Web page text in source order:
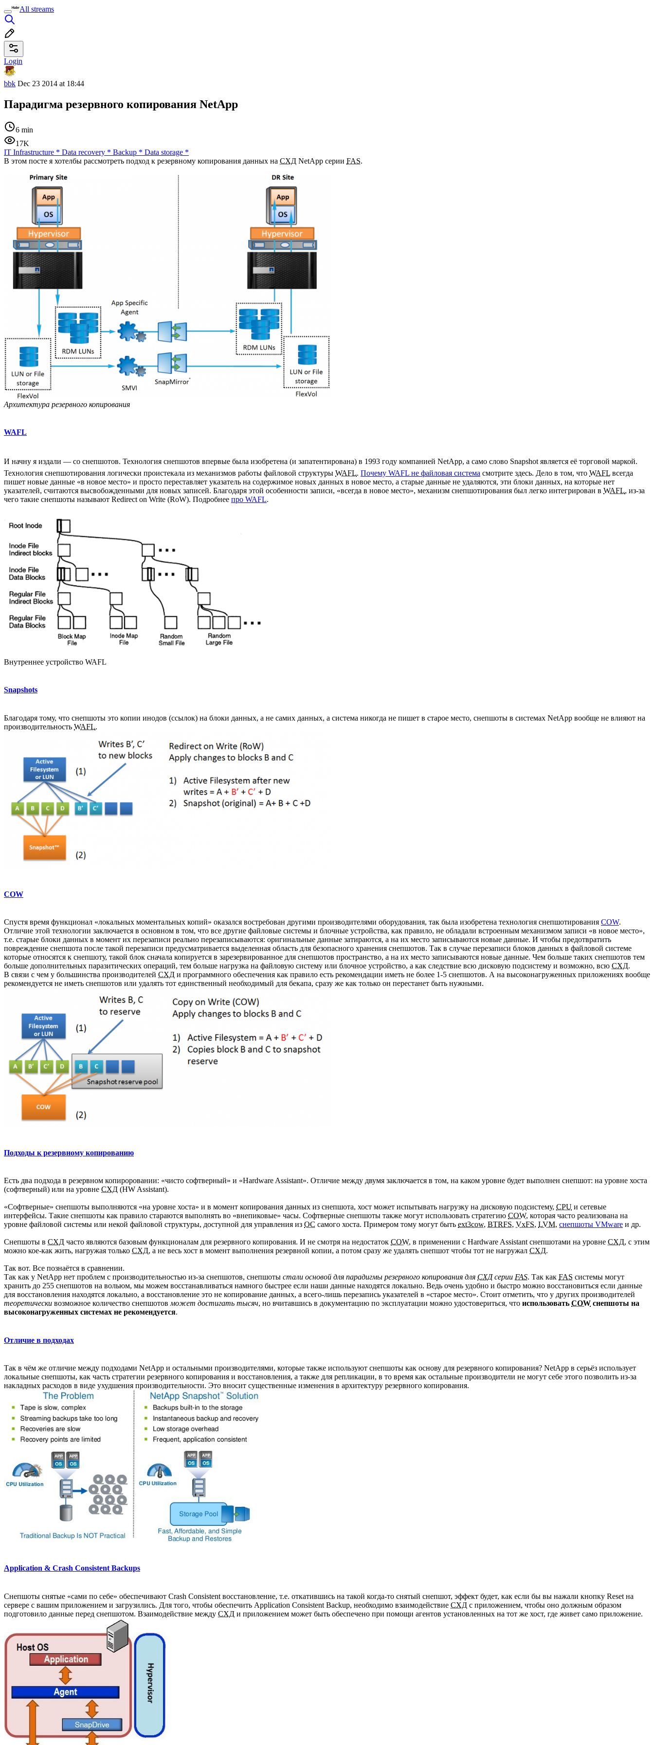
All streams
Login
bbk Dec 23 2014 at 18:44
Парадигма резервного копирования NetApp
6 min
17K
IT Infrastructure * Data recovery * Backup * Data storage *
В этом посте я хотелбы рассмотреть подход к резервному копирования данных на СХД NetApp серии FAS.
Архитектура резервного копирования
WAFL
И начну я издали — со снепшотов. Технология снепшотов впервые была изобретена (и запатентирована) в 1993 году компанией NetApp, а само слово Snapshot является её торговой маркой.
Технология снепшотирования логически проистекала из механизмов работы файловой структуры WAFL. Почему WAFL не файловая система смотрите здесь. Дело в том, что WAFL всегда
пишет новые данные «в новое место» и просто переставляет указатель на содержимое новых данных в новое место, а старые данные не удаляются, эти блоки данных, на которые нет
указателей, считаются высвобожденными для новых записей. Благодаря этой особенности записи, «всегда в новое место», механизм снепшотирования был легко интегрирован в WAFL, из-за
чего такие снепшоты называют Redirect on Write (RoW). Подробнее про WAFL.
Внутреннее устройство WAFL
Snapshots
Благодаря тому, что снепшоты это копии инодов (ссылок) на блоки данных, а не самих данных, а система никогда не пишет в старое место, снепшоты в системах NetApp вообще не влияют на
производительность WAFL.
COW
Спустя время функционал «локальных моментальных копий» оказался востребован другими производителями оборудования, так была изобретена технология снепшотирования COW.
Отличие этой технологии заключается в основном в том, что все другие файловые системы и блочные устройства, как правило, не обладали встроенным механизмом записи «в новое место»,
т.е. старые блоки данных в момент их перезаписи реально перезаписываются: оригинальные данные затираются, а на их место записываются новые данные. И чтобы предотвратить
повреждение снепшота после такой перезаписи предусматривается выделенная область для безопасного хранения снепшотов. Так в случае перезаписи блоков данных в файловой системе
которые относятся к снепшоту, такой блок сначала копируется в зарезервированное для снепшотов пространство, а на их место записываются новые данные. Чем больше таких снепшотов тем
больше дополнительных паразитических операций, тем больше нагрузка на файловую систему или блочное устройство, а как следствие всю дисковую подсистему и возможно, всю СХД.
В связи с чем у большинства производителей СХД и программного обеспечения как правило есть рекомендации иметь не более 1-5 снепшотов. А на высоконагруженных приложениях вообще
рекомендуется не иметь снепшотов или удалять тот единственный необходимый для бекапа, сразу же как только он перестанет быть нужными.
Подходы к резервному копированию
Есть два подхода в резервном копироровании: «чисто софтверный» и «Hardware Assistant». Отличие между двумя заключается в том, на каком уровне будет выполнен снепшот: на уровне хоста
(софтверный) или на уровне СХД (HW Assistant).
«Софтверные» снепшоты выполняются «на уровне хоста» и в момент копирования данных из снепшота, хост может испытывать нагрузку на дисковую подсистему, CPU и сетевые
интерфейсы. Такие снепшоты как правило стараются выполнять во «внепиковые» часы. Cофтверные снепшоты также могут использовать стратегию COW, которая часто реализована на
уровне файловой системы или некой файловой структуры, доступной для управления из ОС самого хоста. Примером тому могут быть ext3cow, BTRFS, VxFS, LVM, снепшоты VMware и др.
Снепшоты в СХД часто являются базовым функционалам для резервного копирования. И не смотря на недостаток COW, в применении с Hardware Assistant снепшотами на уровне СХД, с этим
можно кое-как жить, нагружая только СХД, а не весь хост в момент выполнения резервной копии, а потом сразу же удалять снепшот чтобы тот не нагружал СХД.
Так вот. Все познаётся в сравнении.
Так как у NetApp нет проблем с производительностью из-за снепшотов, снепшоты стали основой для парадигмы резервного копирования для СХДсерии FAS. Так как FAS системы могут
хранить до 255 снепшотов на вольюм, мы можем восстанавливаться намного быстрее если наши данные находятся локально. Ведь очень удобно и быстро можно восстановиться если данные
для восстановления находятся локально, а восстановление это не копирование данных, а всего-лишь перезапись указателей в «старое место». Стоит отметить, что у других производителей
теоретически возможное количество снепшотов может достигать тысяч, но вчитавшись в документацию по эксплуатации можно удостовериться, что использовать COW снепшоты на
высоконагруженных системах не рекомендуется.
Отличие в подходах
Так в чём же отличие между подходами NetApp и остальными производителями, которые также используют снепшоты как основу для резервного копирования? NetApp в серьёз использует
локальные снепшоты, как часть стратегии резервного копирования и восстановления, а также для репликации, в то время как остальные производители не могут себе этого позволить из-за
накладных расходов в виде ухудшения производительности. Это вносит существенные изменения в архитектуру резервного копирования.
Application & Crash Consistent Backups
Снепшоты снятые «сами по себе» обеспечивают Crash Consistent восстановление, т.е. откатившись на такой когда-то снятый снепшот, эффект будет, как если бы вы нажали кнопку Reset на
сервере с вашим приложением и загрузились. Для того, чтобы обеспечить Application Consistent Backup, необходимо взаимодействие СХД с приложением, чтобы оно должным образом
подготовило данные перед снепшотом. Взаимодействие между СХД и приложением может быть обеспечено при помощи агентов установленных на тот же хост, где живет само приложение.